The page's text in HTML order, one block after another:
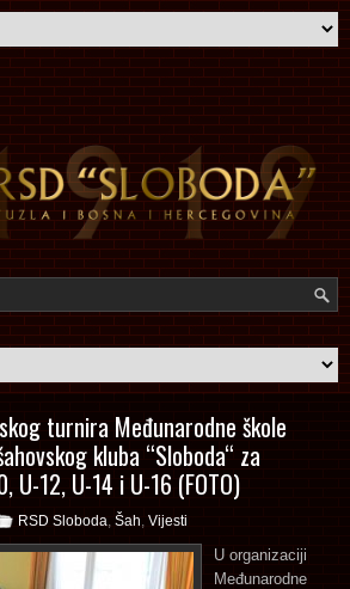
turnira Međunarodne škole
kluba “Sloboda“ za
U-12, U-14 i U-16 (FOTO)
RSD Sloboda Šah Vijesti
U organizaciji
Međunarodne